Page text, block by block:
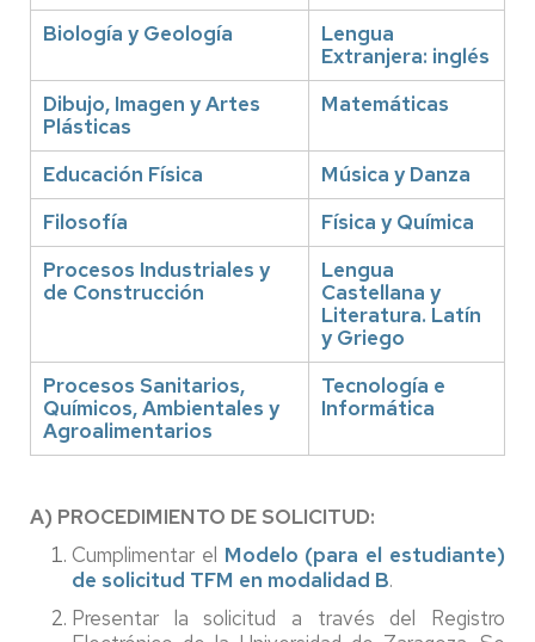
Biología y Geología
Lengua
Extranjera: inglés
Dibujo, Imagen y Artes
Plásticas
Matemáticas
Educación Física
Música y Danza
Filosofía
Física y Química
Procesos Industriales y
de Construcción
Lengua
Castellana y
Literatura. Latín
y Griego
Procesos Sanitarios,
Químicos, Ambientales y
Agroalimentarios
Tecnología e
Informática
A) PROCEDIMIENTO DE SOLICITUD:
Cumplimentar el Modelo (para el estudiante)
de solicitud TFM en modalidad B.
Presentar la solicitud a través del Registro